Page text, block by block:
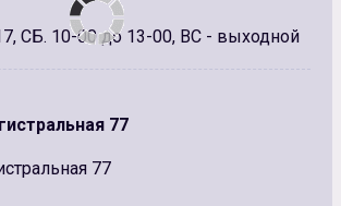
СБ. 10-00 до 13-00, ВС - выходной
77
77